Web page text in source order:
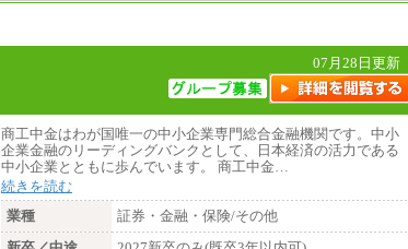
月給187,500円～(※1)、184,000円～(※2)、18
0,500円～(※3)、170,500～(※4)、168,000円
～（※5）
※1…東京都、埼玉県、千葉県、神奈川県
※2…大阪府、京都府、兵庫県、滋賀県
※3…愛知県、静岡県
※4…北海道、宮城県、栃木県、群馬県、長
野県、新潟県、富山県、石川県、岡山県、広
島県、山口県、香川県、福岡県
※5…青森県、鳥取県、島根県、愛媛県、高
知県、大分県、長崎県、熊本県、宮崎県、鹿
07月28日更新
商工中金はわが国唯一の中小企業専門総合金融機関です。中小
企業金融のリーディングバンクとして、日本経済の活力である
中小企業とともに歩んでいます。 商工中金…
続きを読む
業種
証券・金融・保険/その他